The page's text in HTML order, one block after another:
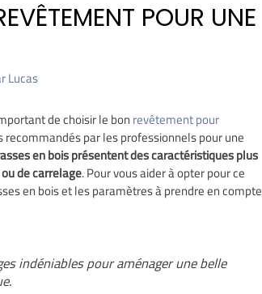
POUR UNE
Lucas
de choisir le bonrevêtement pour
par les professionnels pour une
en bois présentent des caractéristiques plus
de carrelage. Pour vous aider à opter pour ce
en bois et les paramètres à prendre en compte
indéniables pour aménager une belle